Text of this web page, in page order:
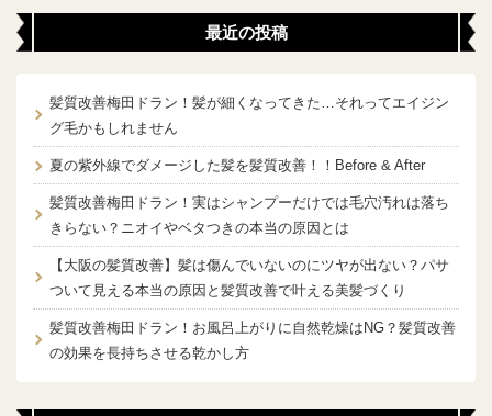
最近の投稿
髪質改善梅田ドラン！髪が細くなってきた…それってエイジン
グ毛かもしれません
夏の紫外線でダメージした髪を髪質改善！！Before & After
髪質改善梅田ドラン！実はシャンプーだけでは毛穴汚れは落ち
きらない？ニオイやベタつきの本当の原因とは
【大阪の髪質改善】髪は傷んでいないのにツヤが出ない？パサ
ついて見える本当の原因と髪質改善で叶える美髪づくり
髪質改善梅田ドラン！お風呂上がりに自然乾燥はNG？髪質改善
の効果を長持ちさせる乾かし方